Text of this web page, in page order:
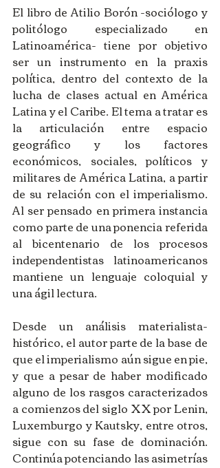
El libro de Atilio Borón -sociólogo y
politólogo especializado en
Latinoamérica- tiene por objetivo
ser un instrumento en la praxis
política, dentro del contexto de la
lucha de clases actual en América
Latina y el Caribe. El tema a tratar es
la articulación entre espacio
geográfico y los factores
económicos, sociales, políticos y
militares de América Latina, a partir
de su relación con el imperialismo.
Al ser pensado en primera instancia
como parte de una ponencia referida
al bicentenario de los procesos
independentistas latinoamericanos
mantiene un lenguaje coloquial y
una ágil lectura.
Desde un análisis materialista-
histórico, el autor parte de la base de
que el imperialismo aún sigue en pie,
y que a pesar de haber modificado
alguno de los rasgos caracterizados
a comienzos del siglo XX por Lenin,
Luxemburgo y Kautsky, entre otros,
sigue con su fase de dominación.
Continúa potenciando las asimetrías